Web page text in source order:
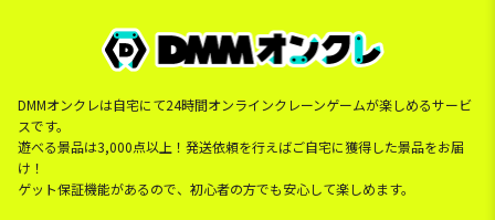
DMMオンクレは自宅にて24時間オンラインクレーンゲームが楽しめるサービ
スです。
遊べる景品は3,000点以上！発送依頼を行えばご自宅に獲得した景品をお届
け！
ゲット保証機能があるので、初心者の方でも安心して楽しめます。